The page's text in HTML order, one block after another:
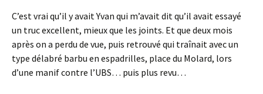
C’est vrai qu’il y avait Yvan qui m’avait dit qu’il avait essayé
un truc excellent, mieux que les joints. Et que deux mois
après on a perdu de vue, puis retrouvé qui traînait avec un
type délabré barbu en espadrilles, place du Molard, lors
d’une manif contre l’UBS… puis plus revu…